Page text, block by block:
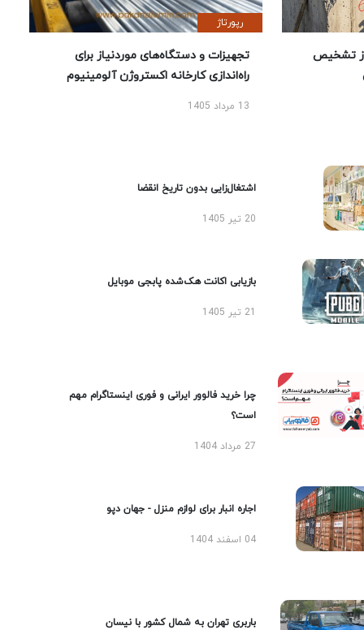
تشخیص
رپورتاژ
تجهیزات و دستگاه‌های موردنیاز برای
راه‌اندازی کارخانه اکستروژن آلومینیوم
13 مرداد 1405
اشتغال‌زایی بدون تاریخ انقضا
20 تیر 1405
بازیابی اکانت هک‌شده پابجی موبایل
چرا خرید فالوور ایرانی و فوری اینستاگرام مهم
است؟
27 مرداد 1404
اجاره انبار برای لوازم منزل - جهان دپو
04 اسفند 1404
باربری تهران به شمال کشور با نیسان